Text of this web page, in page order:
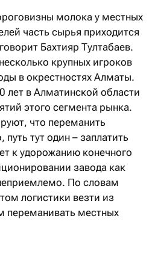
молока у местных
часть сырья приходится
Бахтияр Тултабаев.
крупных игроков
в окрестностях Алматы.
лет в Алматинской области
этого сегмента рынка.
что переманить
тут один – заплатить
к удорожанию конечного
завода как
По словам
логистики везти из
переманивать местных